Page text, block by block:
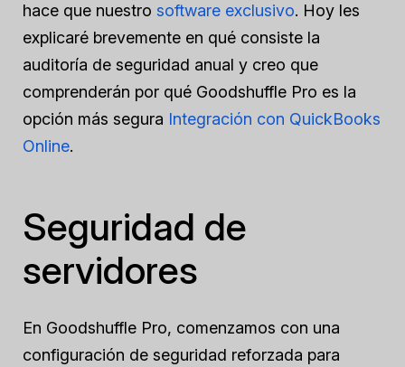
hace que nuestro software exclusivo. Hoy les
explicaré brevemente en qué consiste la
auditoría de seguridad anual y creo que
comprenderán por qué Goodshuffle Pro es la
opción más segura Integración con QuickBooks
Online.
Seguridad de
servidores
En Goodshuffle Pro, comenzamos con una
configuración de seguridad reforzada para